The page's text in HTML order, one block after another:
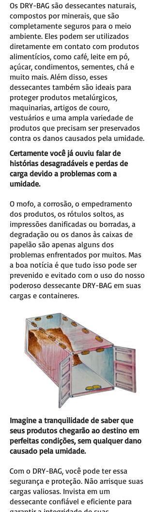
Os DRY-BAG são dessecantes naturais,
compostos por minerais, que são
completamente seguros para o meio
ambiente. Eles podem ser utilizados
diretamente em contato com produtos
alimentícios, como café, leite em pó,
açúcar, condimentos, sementes, chá e
muito mais. Além disso, esses
dessecantes também são ideais para
proteger produtos metalúrgicos,
maquinarias, artigos de couro,
vestuários e uma ampla variedade de
produtos que precisam ser preservados
contra os danos causados pela umidade.
Certamente você já ouviu falar de
histórias desagradáveis e perdas de
carga devido a problemas com a
umidade.
O mofo, a corrosão, o empedramento
dos produtos, os rótulos soltos, as
impressões danificadas ou borradas, a
degradação ou os danos às caixas de
papelão são apenas alguns dos
problemas enfrentados por muitos. Mas
a boa notícia é que tudo isso pode ser
prevenido e evitado com o uso do nosso
poderoso dessecante DRY-BAG em suas
cargas e containeres.
Imagine a tranquilidade de saber que
seus produtos chegarão ao destino em
perfeitas condições, sem qualquer dano
causado pela umidade.
Com o DRY-BAG, você pode ter essa
segurança e proteção. Não arrisque suas
cargas valiosas. Invista em um
dessecante confiável e eficiente para